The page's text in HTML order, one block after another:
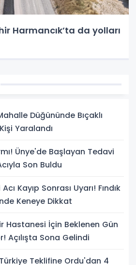
Harmancık’ta da yolları
Düğününde Bıçaklı
Yaralandı
Ünye'de Başlayan Tedavi
Son Buldu
Kayıp Sonrası Uyarı! Fındık
Keneye Dikkat
Hastanesi İçin Beklenen Gün
Açılışta Sona Gelindi
Teklifine Ordu'dan 4